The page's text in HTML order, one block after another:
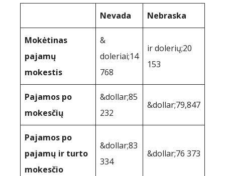
Nevada Nebraska
Mokėtinas
pajamų
mokestis
&
doleriai;14
768
ir dolerių;20
153
Pajamos po
mokesčių
&dollar;85
232
&dollar;79,847
Pajamos po
pajamų ir turto
mokesčio
&dollar;83
334
&dollar;76 373